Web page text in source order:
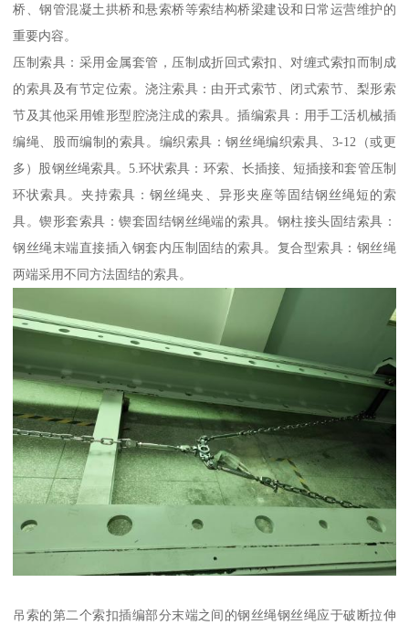
桥、钢管混凝土拱桥和悬索桥等索结构桥梁建设和日常运营维护的
重要内容。
压制索具：采用金属套管，压制成折回式索扣、对缠式索扣而制成
的索具及有节定位索。浇注索具：由开式索节、闭式索节、梨形索
节及其他采用锥形型腔浇注成的索具。插编索具：用手工活机械插
编绳、股而编制的索具。编织索具：钢丝绳编织索具、3-12（或更
多）股钢丝绳索具。5.环状索具：环索、长插接、短插接和套管压制
环状索具。夹持索具：钢丝绳夹、异形夹座等固结钢丝绳短的索
具。锲形套索具：锲套固结钢丝绳端的索具。钢柱接头固结索具：
钢丝绳末端直接插入钢套内压制固结的索具。复合型索具：钢丝绳
两端采用不同方法固结的索具。
吊索的第二个索扣插编部分末端之间的钢丝绳钢丝绳应于破断拉伸